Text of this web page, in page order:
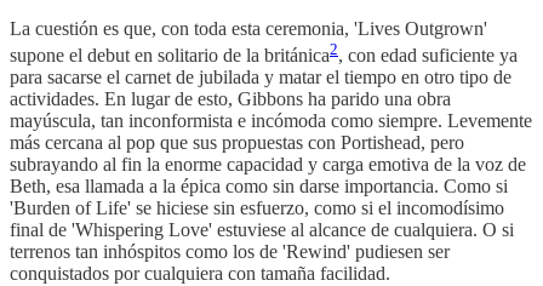
La cuestión es que, con toda esta ceremonia, 'Lives Outgrown'
supone el debut en solitario de la británica2, con edad suficiente ya
para sacarse el carnet de jubilada y matar el tiempo en otro tipo de
actividades. En lugar de esto, Gibbons ha parido una obra
mayúscula, tan inconformista e incómoda como siempre. Levemente
más cercana al pop que sus propuestas con Portishead, pero
subrayando al fin la enorme capacidad y carga emotiva de la voz de
Beth, esa llamada a la épica como sin darse importancia. Como si
'Burden of Life' se hiciese sin esfuerzo, como si el incomodísimo
final de 'Whispering Love' estuviese al alcance de cualquiera. O si
terrenos tan inhóspitos como los de 'Rewind' pudiesen ser
conquistados por cualquiera con tamaña facilidad.